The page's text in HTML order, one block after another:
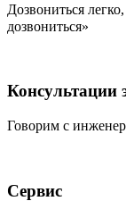
Дозвониться
дозвониться»
Консультации
Говорим с
Сервис